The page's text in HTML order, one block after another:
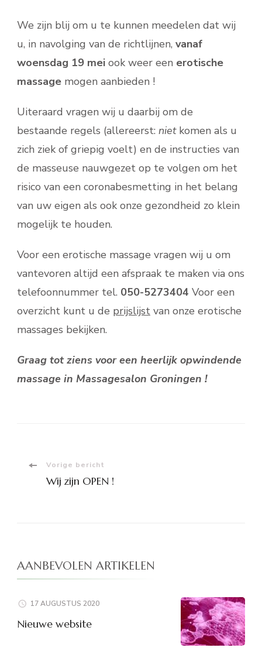
We zijn blij om u te kunnen meedelen dat wij
u, in navolging van de richtlijnen, vanaf
woensdag 19 mei ook weer een erotische
massage mogen aanbieden !
Uiteraard vragen wij u daarbij om de
bestaande regels (allereerst: nietkomen als u
zich ziek of griepig voelt) en de instructies van
de masseuse nauwgezet op te volgen om het
risico van een coronabesmetting in het belang
van uw eigen als ook onze gezondheid zo klein
mogelijk te houden.
Voor een erotische massage vragen wij u om
vantevoren altijd een afspraak te maken via ons
telefoonnummer tel. 050-5273404 Voor een
overzicht kunt u de prijslijst van onze erotische
massages bekijken.
Graag tot ziens voor een heerlijk opwindende
massage in Massagesalon Groningen !
Berichtnavigatie
Vorige bericht
Wij zijn OPEN !
AANBEVOLEN ARTIKELEN
17 AUGUSTUS 2020
Nieuwe website